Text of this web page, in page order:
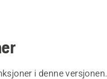
i denne versjonen.